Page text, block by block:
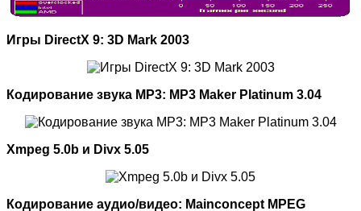
Игры DirectX 9: 3D Mark 2003
Кодирование звука MP3: MP3 Maker Platinum 3.04
Xmpeg 5.0b и Divx 5.05
Кодирование аудио/видео: Mainconcept MPEG